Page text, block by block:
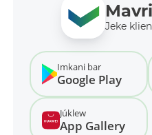
Jeke
Imkani bar
Google Play
Júklew
App Gallery